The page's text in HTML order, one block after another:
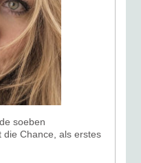
soeben
die Chance, als erstes